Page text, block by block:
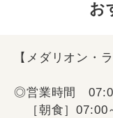
お
【メダリオン・
◎営業時間
［朝食］07:00